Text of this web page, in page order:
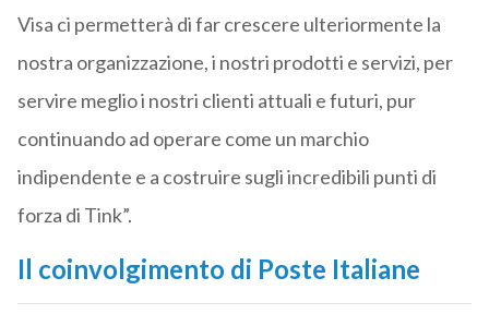
Visa ci permetterà di far crescere ulteriormente la
nostra organizzazione, i nostri prodotti e servizi, per
servire meglio i nostri clienti attuali e futuri, pur
continuando ad operare come un marchio
indipendente e a costruire sugli incredibili punti di
forza di Tink”.
Il coinvolgimento di Poste Italiane